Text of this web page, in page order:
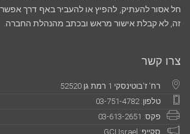
חל אסור להעתיק, להפיץ או להעביר באף דרך
זה, לא קבלת אישור מראש ובכתב מהנהלת החברה.
צרו קשר
רח' ז'בוטינסקי 1 רמת גן 52520
טלפון: 03-751-4782
פקס: 03-613-2651
סקייפ: GCI Israel